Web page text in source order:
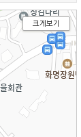
크게보기